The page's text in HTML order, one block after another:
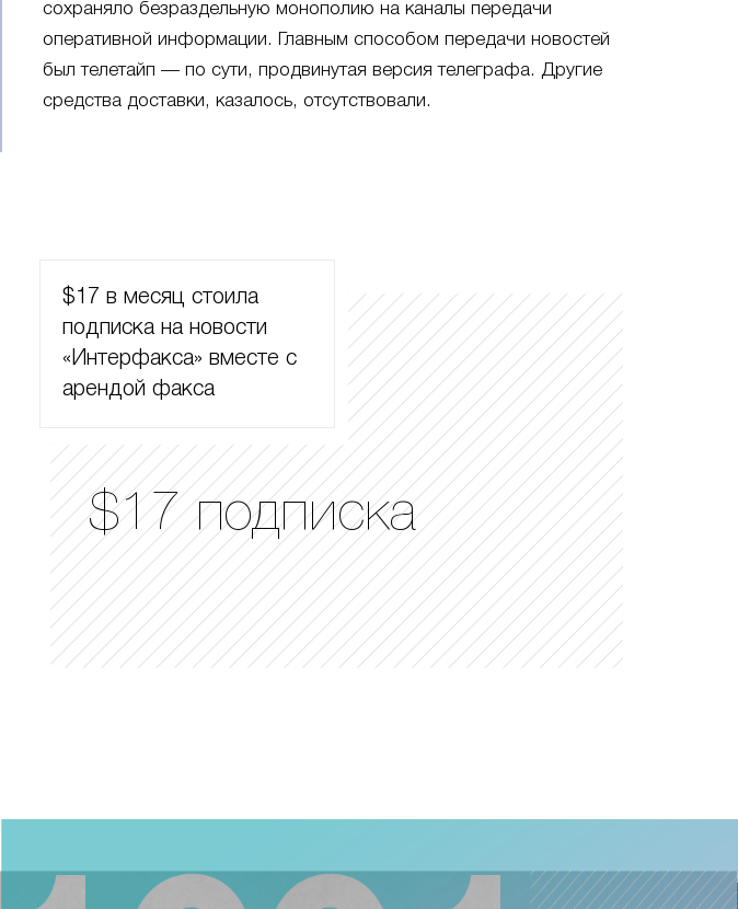
сохраняло безраздельную монополию на каналы передачи
оперативной информации. Главным способом передачи новостей
был телетайп — по сути, продвинутая версия телеграфа. Другие
средства доставки, казалось, отсутствовали.
$17 в месяц стоила
подписка на новости
«Интерфакса» вместе с
арендой факса
$17 подписка